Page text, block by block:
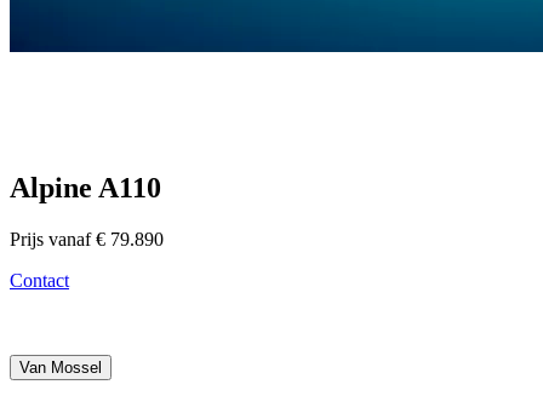
Alpine A110
Prijs vanaf € 79.890
Contact
Van Mossel